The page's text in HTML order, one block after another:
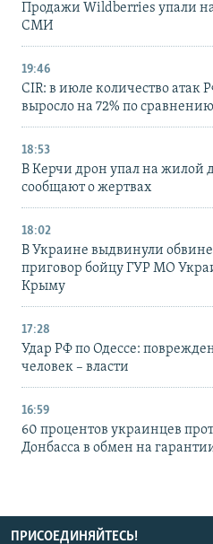
Продажи Wildberries упали
СМИ
19:46
CIR: в июле количество атак
выросло на 72% по
18:53
В Керчи дрон упал на жилой
сообщают о жертвах
18:02
В Украине выдвинули
приговор бойцу ГУР МО
Крыму
17:28
Удар РФ по Одессе:
человек – власти
16:59
60 процентов украинцев
Донбасса в обмен на
ПРИСОЕДИНЯЙТЕСЬ!